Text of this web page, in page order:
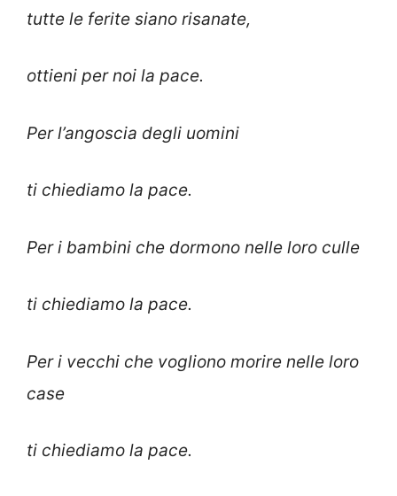
tutte le ferite siano risanate,
ottieni per noi la pace.
Per l’angoscia degli uomini
ti chiediamo la pace.
Per i bambini che dormono nelle loro culle
ti chiediamo la pace.
Per i vecchi che vogliono morire nelle loro
case
ti chiediamo la pace.